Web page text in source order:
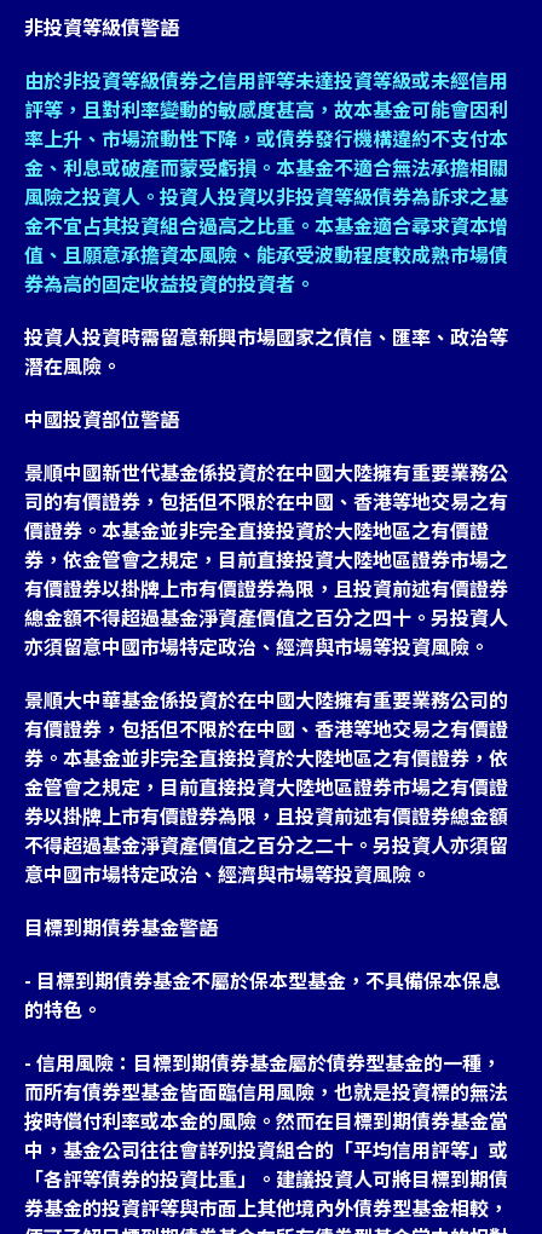
非投資等級債警語
由於非投資等級債券之信用評等未達投資等級或未經信用
評等，且對利率變動的敏感度甚高，故本基金可能會因利
率上升、市場流動性下降，或債券發行機構違約不支付本
金、利息或破產而蒙受虧損。本基金不適合無法承擔相關
風險之投資人。投資人投資以非投資等級債券為訴求之基
金不宜占其投資組合過高之比重。本基金適合尋求資本增
值、且願意承擔資本風險、能承受波動程度較成熟市場債
券為高的固定收益投資的投資者。
投資人投資時需留意新興市場國家之債信、匯率、政治等
潛在風險。
中國投資部位警語
景順中國新世代基金係投資於在中國大陸擁有重要業務公
司的有價證券，包括但不限於在中國、香港等地交易之有
價證券。本基金並非完全直接投資於大陸地區之有價證
券，依金管會之規定，目前直接投資大陸地區證券市場之
有價證券以掛牌上市有價證券為限，且投資前述有價證券
總金額不得超過基金淨資產價值之百分之四十。另投資人
亦須留意中國市場特定政治、經濟與市場等投資風險。
景順大中華基金係投資於在中國大陸擁有重要業務公司的
有價證券，包括但不限於在中國、香港等地交易之有價證
券。本基金並非完全直接投資於大陸地區之有價證券，依
金管會之規定，目前直接投資大陸地區證券市場之有價證
券以掛牌上市有價證券為限，且投資前述有價證券總金額
不得超過基金淨資產價值之百分之二十。另投資人亦須留
意中國市場特定政治、經濟與市場等投資風險。
目標到期債券基金警語
- 目標到期債券基金不屬於保本型基金，不具備保本保息
的特色。
- 信用風險：目標到期債券基金屬於債券型基金的一種，
而所有債券型基金皆面臨信用風險，也就是投資標的無法
按時償付利率或本金的風險。然而在目標到期債券基金當
中，基金公司往往會詳列投資組合的「平均信用評等」或
「各評等債券的投資比重」。建議投資人可將目標到期債
券基金的投資評等與市面上其他境內外債券型基金相較，